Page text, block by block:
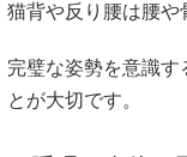
猫背や反り腰は腰や
完璧な姿勢を意識す
とが大切です。